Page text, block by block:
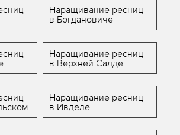
Наращивание ресниц
в Богдановиче
Наращивание ресниц
в Верхней Салде
Наращивание ресниц
в Ивделе